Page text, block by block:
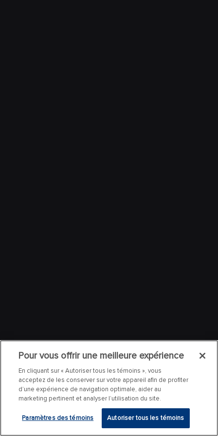
Pour vous offrir une meilleure expérience
En cliquant sur « Autoriser tous les témoins », vous
acceptez de les conserver sur votre appareil afin de profiter
d’une expérience de navigation optimale, aider au
marketing pertinent et analyser l’utilisation du site.
Paramètres des témoins Autoriser tous les témoins